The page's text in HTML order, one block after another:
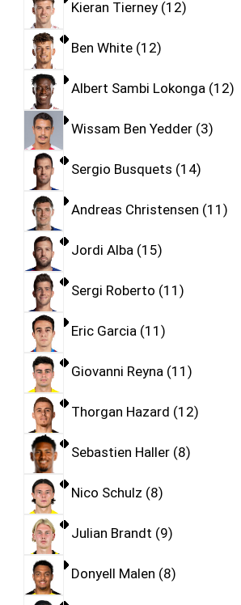
Kieran Tierney 12
Ben White 12
Albert Sambi Lokonga 12
Wissam Ben Yedder 3
Sergio Busquets 14
Andreas Christensen 11
Jordi Alba 15
Sergi Roberto 11
Eric Garcia 11
Giovanni Reyna 11
Thorgan Hazard 12
Sebastien Haller 8
Nico Schulz 8
Julian Brandt 9
Donyell Malen 8